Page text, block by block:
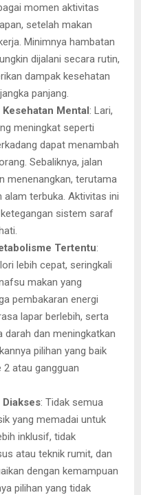
momen aktivitas
setelah makan
Minimnya hambatan
dijalani secara rutin,
dampak kesehatan
panjang.
Mental: Lari,
meningkat seperti
dapat menambah
Sebaliknya, jalan
menenangkan, terutama
alam terbuka. Aktivitas ini
sistem saraf
Tertentu:
lebih cepat, seringkali
makan yang
pembakaran energi
lapar berlebih, serta
dan meningkatkan
pilihan yang baik
atau gangguan
: Tidak semua
yang memadai untuk
inklusif, tidak
atau teknik rumit, dan
dengan kemampuan
pilihan yang tidak